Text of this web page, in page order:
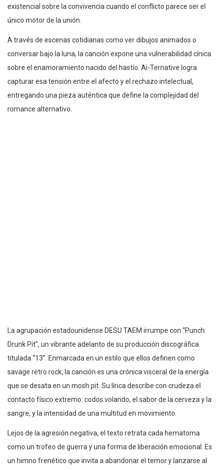
existencial sobre la convivencia cuando el conflicto parece ser el
único motor de la unión.
A través de escenas cotidianas como ver dibujos animados o
conversar bajo la luna, la canción expone una vulnerabilidad cínica
sobre el enamoramiento nacido del hastío. Ai-Ternative logra
capturar esa tensión entre el afecto y el rechazo intelectual,
entregando una pieza auténtica que define la complejidad del
romance alternativo.
La agrupación estadounidense DESU TAEM irrumpe con “Punch
Drunk Pit”, un vibrante adelanto de su producción discográfica
titulada “13”. Enmarcada en un estilo que ellos definen como
savage retro rock, la canción es una crónica visceral de la energía
que se desata en un mosh pit. Su lírica describe con crudeza el
contacto físico extremo: codos volando, el sabor de la cerveza y la
sangre, y la intensidad de una multitud en movimiento.
Lejos de la agresión negativa, el texto retrata cada hematoma
como un trofeo de guerra y una forma de liberación emocional. Es
un himno frenético que invita a abandonar el temor y lanzarse al